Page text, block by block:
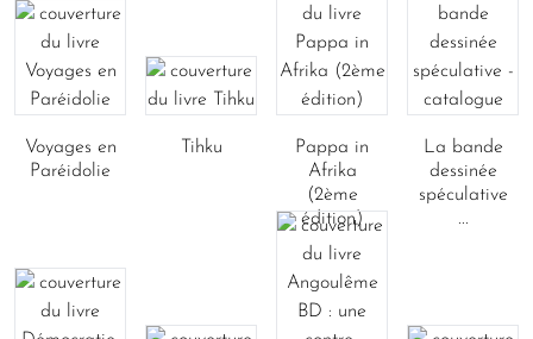
Voyages en
Paréidolie
Tihku
Pappa in
Afrika
(2ème
édition)
La bande
dessinée
spéculative
...